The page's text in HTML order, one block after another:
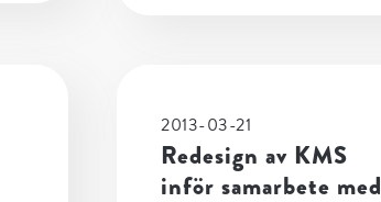
2013-03-21
Redesign av KMS
inför samarbete med